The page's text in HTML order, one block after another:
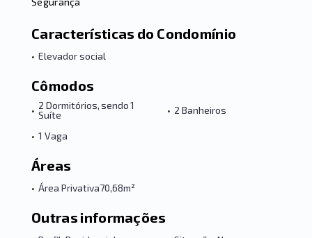
Características do Condomínio
• Elevador social
Cômodos
• 2 Dormitórios, sendo 1
Suíte
• 2 Banheiros
• 1 Vaga
Áreas
• Área Privativa70,68m²
Outras informações